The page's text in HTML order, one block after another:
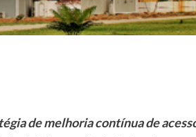
de melhoria contínua de